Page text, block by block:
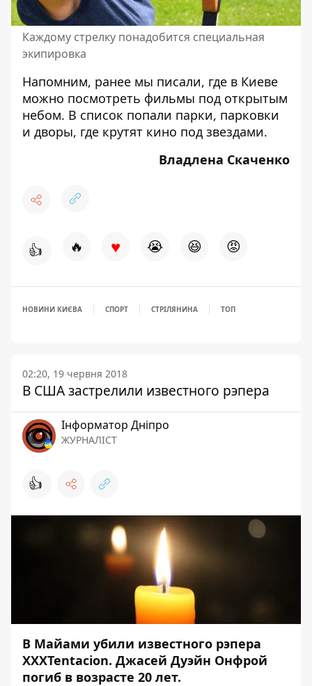
Каждому стрелку понадобится специальная
экипировка
Напомним, ранее мы писали, где в Киеве
можно посмотреть фильмы под открытым
небом. В список попали парки, парковки
и дворы, где крутят кино под звездами.
Владлена Скаченко
👍 🔥 ♥ 😭 😆 😡
НОВИНИ КИЄВА СПОРТ СТРІЛЯНИНА ТОП
02:20, 19 червня 2018
В США застрелили известного рэпера
Інформатор Дніпро
ЖУРНАЛІСТ
👍
В Майами убили известного рэпера
XXXTentacion. Джасей Дуэйн Онфрой
погиб в возрасте 20 лет.